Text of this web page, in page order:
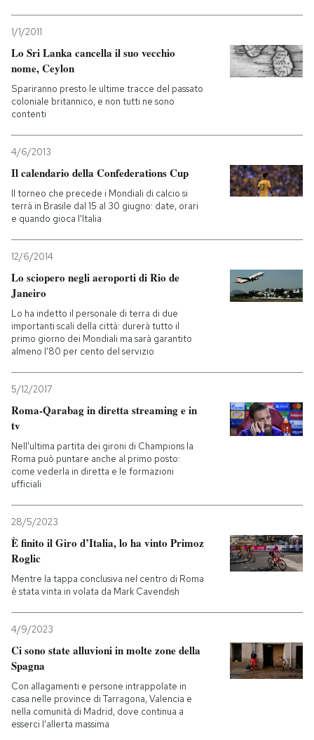
1/1/2011
Lo Sri Lanka cancella il suo vecchio
nome, Ceylon
Spariranno presto le ultime tracce del passato
coloniale britannico, e non tutti ne sono
contenti
4/6/2013
Il calendario della Confederations Cup
Il torneo che precede i Mondiali di calcio si
terrà in Brasile dal 15 al 30 giugno: date, orari
e quando gioca l'Italia
12/6/2014
Lo sciopero negli aeroporti di Rio de
Janeiro
Lo ha indetto il personale di terra di due
importanti scali della città: durerà tutto il
primo giorno dei Mondiali ma sarà garantito
almeno l'80 per cento del servizio
5/12/2017
Roma-Qarabag in diretta streaming e in
tv
Nell'ultima partita dei gironi di Champions la
Roma può puntare anche al primo posto:
come vederla in diretta e le formazioni
ufficiali
28/5/2023
È finito il Giro d’Italia, lo ha vinto Primoz
Roglic
Mentre la tappa conclusiva nel centro di Roma
è stata vinta in volata da Mark Cavendish
4/9/2023
Ci sono state alluvioni in molte zone della
Spagna
Con allagamenti e persone intrappolate in
casa nelle province di Tarragona, Valencia e
nella comunità di Madrid, dove continua a
esserci l'allerta massima